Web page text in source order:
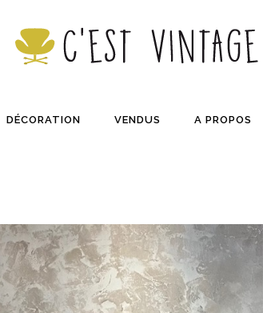
DÉCORATION VENDUS A PROPOS